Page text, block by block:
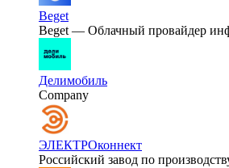
Beget
Beget — Облачный провайдер
Делимобиль
Company
ЭЛЕКТРОконнект
Российский завод по